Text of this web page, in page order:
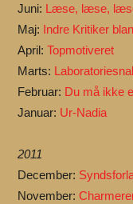
Juni: Læse, læse,
Maj: Indre Kritiker
April:Topmotiveret
Marts:
Februar: Du må ikke
Januar: Ur-Nadia
2011
December:
November: